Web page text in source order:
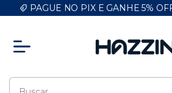
PAGUE NO PIX E GANHE 5%